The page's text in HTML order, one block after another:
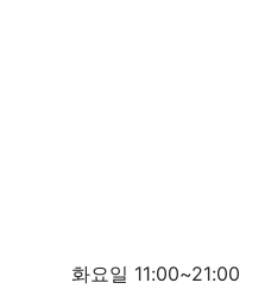
화요일 11:00~21:00